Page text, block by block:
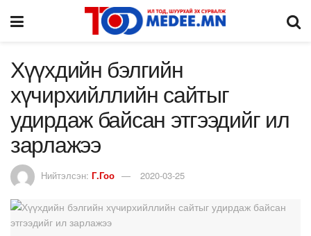
Хүүхдийн бэлгийн
хүчирхийллийн сайтыг
удирдаж байсан этгээдийг ил
зарлажээ
Нийтэлсэн: Г.Гоо 2020-03-25